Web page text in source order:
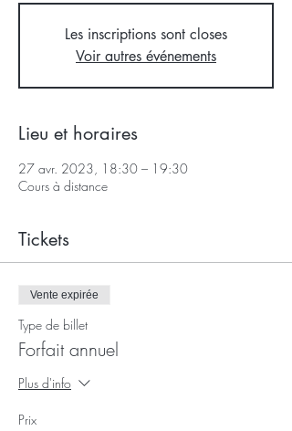
Les inscriptions sont closes
Voir autres événements
Lieu et horaires
27 avr. 2023, 18:30 – 19:30
Cours à distance
Tickets
Vente expirée
Type de billet
Forfait annuel
Plus d'info
Prix